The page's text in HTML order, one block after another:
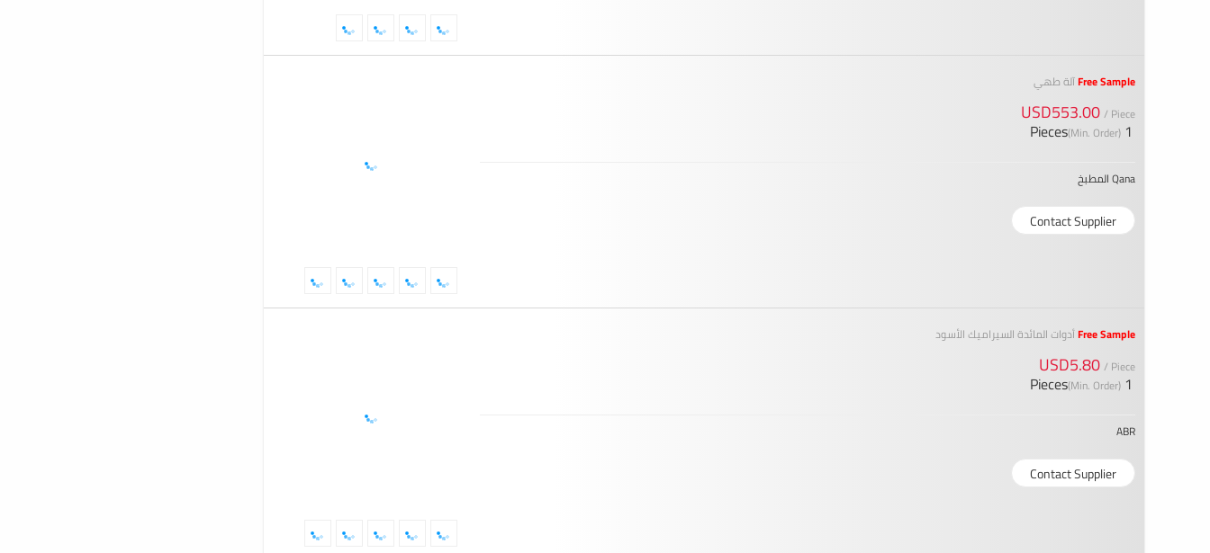
Free Sampleآلة طهي
USD553.00/ Piece
1 Pieces
(Min. Order)
Qana المطبخ
Contact Supplier
Free Sampleأدوات المائدة السيراميك الأسود
USD5.80/ Piece
1 Pieces
(Min. Order)
ABR
Contact Supplier